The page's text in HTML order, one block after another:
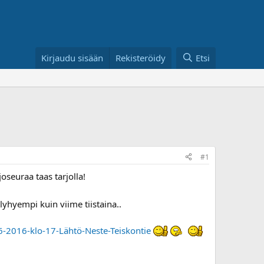
Kirjaudu sisään Rekisteröidy Etsi
#1
taas tarjolla!
kuin viime tiistaina..
klo-17-Lähtö-Neste-Teiskontie